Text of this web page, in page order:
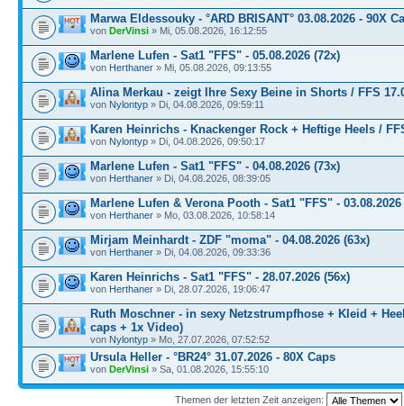
Marwa Eldessouky - °ARD BRISANT° 03.08.2026 - 90X
von DerVinsi » Mi, 05.08.2026, 16:12:55
Marlene Lufen - Sat1 "FFS" - 05.08.2026 (72x)
von Herthaner » Mi, 05.08.2026, 09:13:55
Alina Merkau - zeigt Ihre Sexy Beine in Shorts / FFS
von Nylontyp » Di, 04.08.2026, 09:59:11
Karen Heinrichs - Knackenger Rock + Heftige Heels /
von Nylontyp » Di, 04.08.2026, 09:50:17
Marlene Lufen - Sat1 "FFS" - 04.08.2026 (73x)
von Herthaner » Di, 04.08.2026, 08:39:05
Marlene Lufen & Verona Pooth - Sat1 "FFS" - 03.08.2026
von Herthaner » Mo, 03.08.2026, 10:58:14
Mirjam Meinhardt - ZDF "moma" - 04.08.2026 (63x)
von Herthaner » Di, 04.08.2026, 09:33:36
Karen Heinrichs - Sat1 "FFS" - 28.07.2026 (56x)
von Herthaner » Di, 28.07.2026, 19:06:47
Ruth Moschner - in sexy Netzstrumpfhose + Kleid +
caps + 1x Video)
von Nylontyp » Mo, 27.07.2026, 07:52:52
Ursula Heller - °BR24° 31.07.2026 - 80X Caps
von DerVinsi » Sa, 01.08.2026, 15:55:10
Themen der letzten Zeit anzeigen: